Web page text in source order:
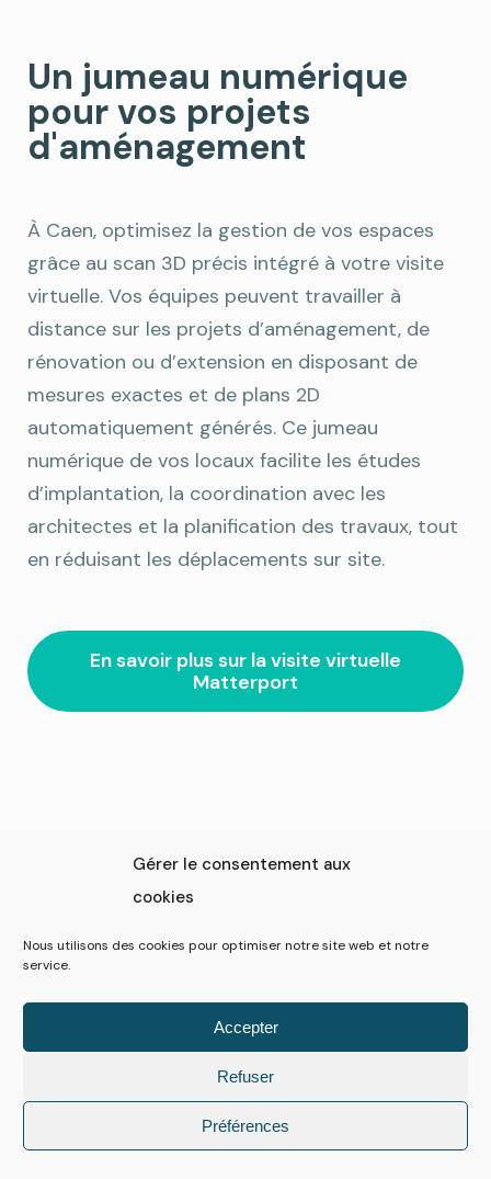
Gérer le consentement aux
cookies
Nous utilisons des cookies pour optimiser notre site web et notre
service.
Accepter
Refuser
Préférences
Un jumeau numérique
pour vos projets
d'aménagement
À Caen, optimisez la gestion de vos espaces
grâce au scan 3D précis intégré à votre visite
virtuelle. Vos équipes peuvent travailler à
distance sur les projets d’aménagement, de
rénovation ou d’extension en disposant de
mesures exactes et de plans 2D
automatiquement générés. Ce jumeau
numérique de vos locaux facilite les études
d’implantation, la coordination avec les
architectes et la planification des travaux, tout
en réduisant les déplacements sur site.
En savoir plus sur la visite virtuelle
Matterport
Atlantic
Digital à
Caen